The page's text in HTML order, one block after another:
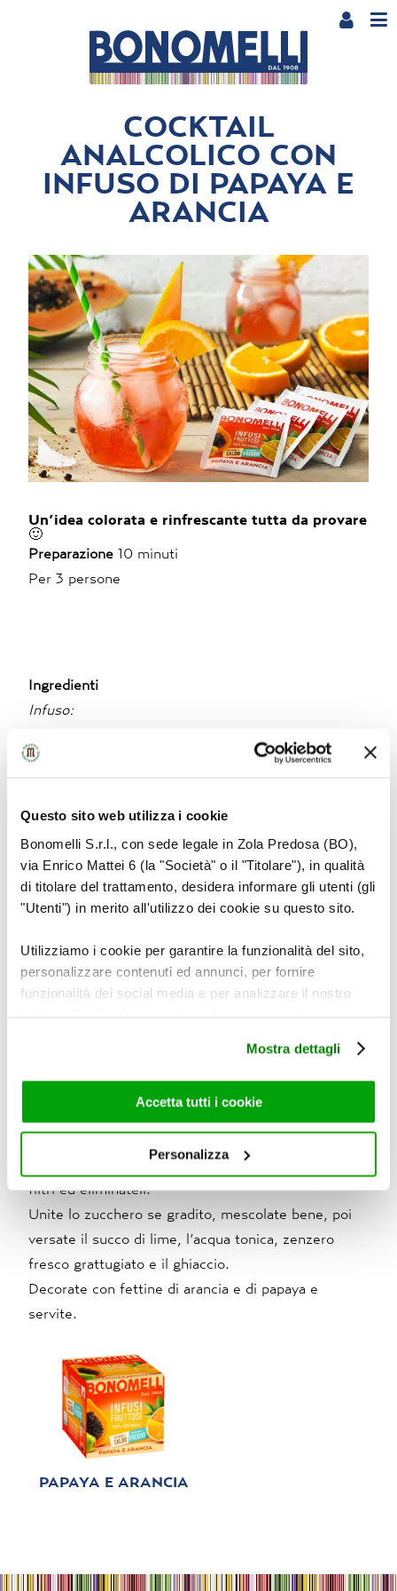
Questo sito web utilizza i cookie
Bonomelli S.r.l., con sede legale in Zola Predosa (BO),
via Enrico Mattei 6 (la "Società" o il "Titolare"), in qualità
di titolare del trattamento, desidera informare gli utenti (gli
"Utenti") in merito all'utilizzo dei cookie su questo sito.
Utilizziamo i cookie per garantire la funzionalità del sito,
personalizzare contenuti ed annunci, per fornire
funzionalità dei social media e per analizzare il nostro
di analisi dei dati web, pubblicità e social media, i quali
potrebbero combinarle con altre informazioni che ha
fornito loro o che hanno raccolto dal suo utilizzo dei loro
servizi. Per maggiori informazioni circa l’utilizzo dei
chiudere il banner, non verranno installati cookie sul tuo
corretto funzionamento del sito.
Mostra dettagli
Accetta tutti i cookie
Personalizza
COCKTAIL
ANALCOLICO CON
INFUSO DI PAPAYA E
ARANCIA
Un’idea colorata e rinfrescante tutta da provare
🙂
Preparazione 10 minuti
Per 3 persone
Ingredienti
Infuso:
600 ml d’acqua
inoltre:
succo di 1 lime
zenzero fresco q.b.
cubetti di ghiaccio q.b.
papaya
fresca.
Lasciate in infusione per 7 minuti, poi strizzate i
filtri ed eliminateli.
Unite lo zucchero se gradito, mescolate bene, poi
versate il succo di lime, l’acqua tonica, zenzero
fresco grattugiato e il ghiaccio.
Decorate con fettine di arancia e di papaya e
servite.
PAPAYA E ARANCIA